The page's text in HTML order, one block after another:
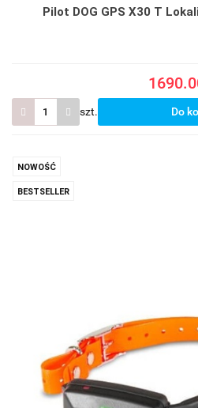
Pilot DOG GPS X30 T
szt. Do
NOWOŚĆ
BESTSELLER